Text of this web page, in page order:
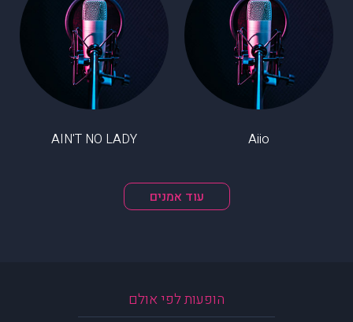
Aiio
AIN'T NO LADY
עוד אמנים
הופעות לפי אולם